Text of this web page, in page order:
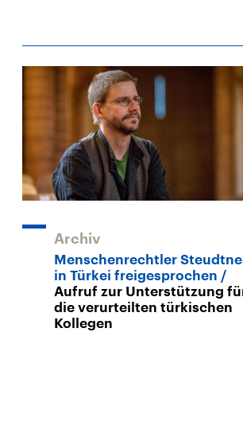
Archiv
Menschenrechtler
in Türkei freigesprochen
Aufruf zur Unterstützung
die verurteilten türkischen
Kollegen